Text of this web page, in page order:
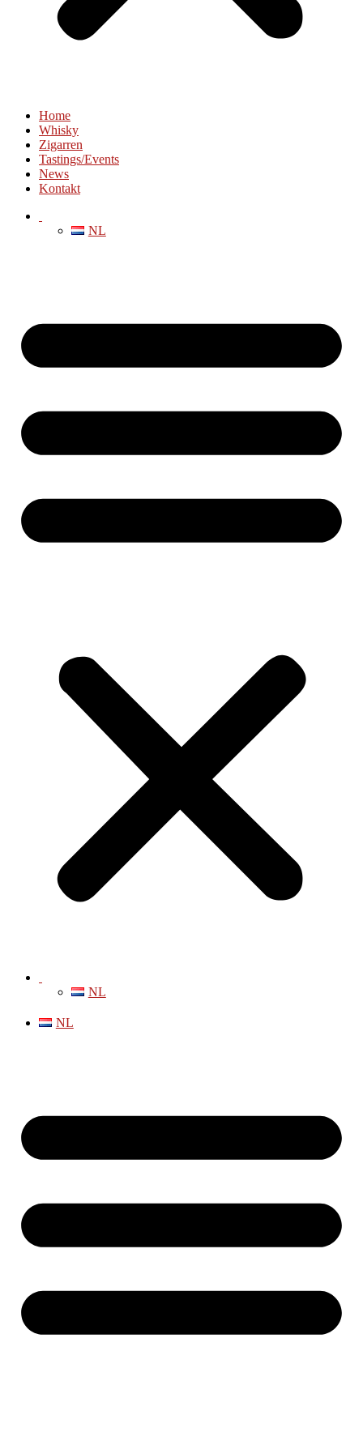
Home
Whisky
Zigarren
Tastings/Events
News
Kontakt
NL
NL
NL